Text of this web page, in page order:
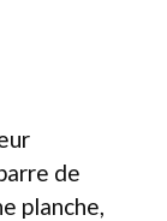
de
planche,